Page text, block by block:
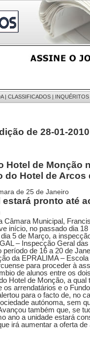
| CLASSIFICADOS | INQUÉRITOS
de 28-01-2010
Hotel de Monção
do Hotel de Arcos
de 25 de Janeiro
estará pronto até
Câmara Municipal,
início, no passado dia
5 de Março, a
– Inspecção Geral
período de 16 a 20 de
da EPRALIMA –
para proceder à
de alunos entre os
Hotel de Monção, a
os arrendatários e o
para o facto de, no
autónoma, sem
também que, se
ano a unidade estará
irá aumentar a oferta